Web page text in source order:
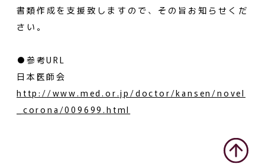
書類作成を支援致しますので、その旨お知らせくだ
さい。
●参考URL
日本医師会
http://www.med.or.jp/doctor/kansen/novel
_corona/009699.html